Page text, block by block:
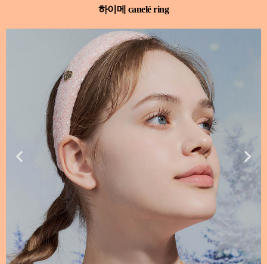
하이메 canelé ring